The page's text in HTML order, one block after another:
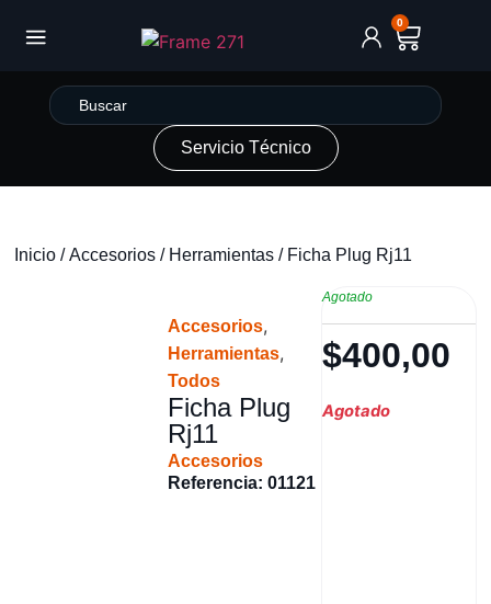
0
Servicio Técnico
Inicio /Accesorios / Herramientas / Ficha Plug Rj11
Accesorios,
Herramientas,
Todos
Ficha Plug
Rj11
Accesorios
Referencia: 01121
Agotado
$400,00
Agotado